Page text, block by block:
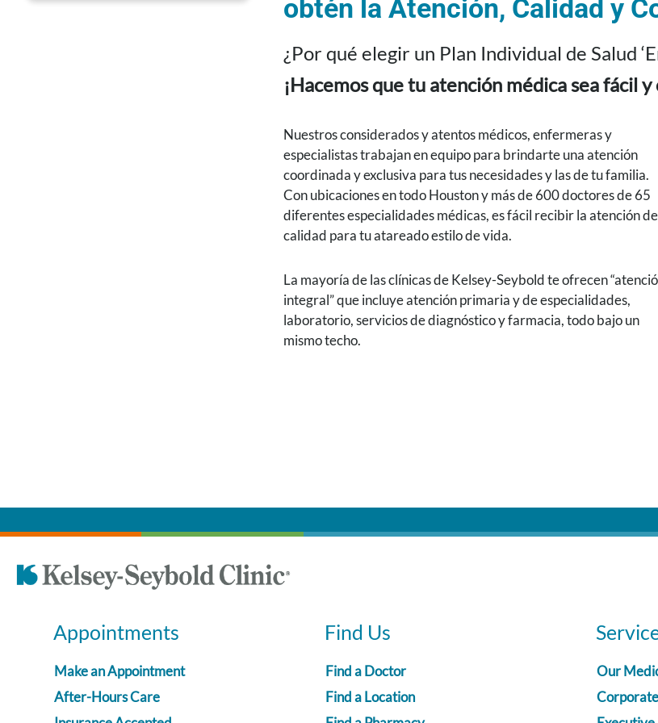
obtén la Atención, Calidad y
¿Por qué elegir un Plan Individual de Salud
¡Hacemos que tu atención médica sea fácil
Nuestros considerados y atentos médicos, enfermeras y
especialistas trabajan en equipo para brindarte una atención
coordinada y exclusiva para tus necesidades y las de tu familia.
Con ubicaciones en todo Houston y más de 600 doctores de 65
diferentes especialidades médicas, es fácil recibir la atención de
calidad para tu atareado estilo de vida.
La mayoría de las clínicas de Kelsey-Seybold te ofrecen
integral” que incluye atención primaria y de especialidades,
laboratorio, servicios de diagnóstico y farmacia, todo bajo un
mismo techo.
Appointments
Make an Appointment
After-Hours Care
Find Us
Find a Doctor
Find a Location
Our